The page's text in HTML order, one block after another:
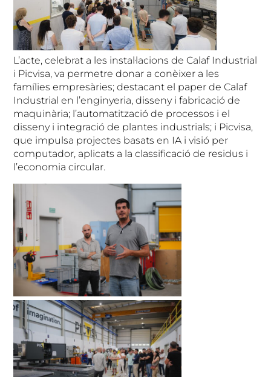
L’acte, celebrat a les instal·lacions de Calaf Industrial
i Picvisa, va permetre donar a conèixer a les
famílies empresàries; destacant el paper de Calaf
Industrial en l’enginyeria, disseny i fabricació de
maquinària; l’automatització de processos i el
disseny i integració de plantes industrials; i Picvisa,
que impulsa projectes basats en IA i visió per
computador, aplicats a la classificació de residus i
l’economia circular.